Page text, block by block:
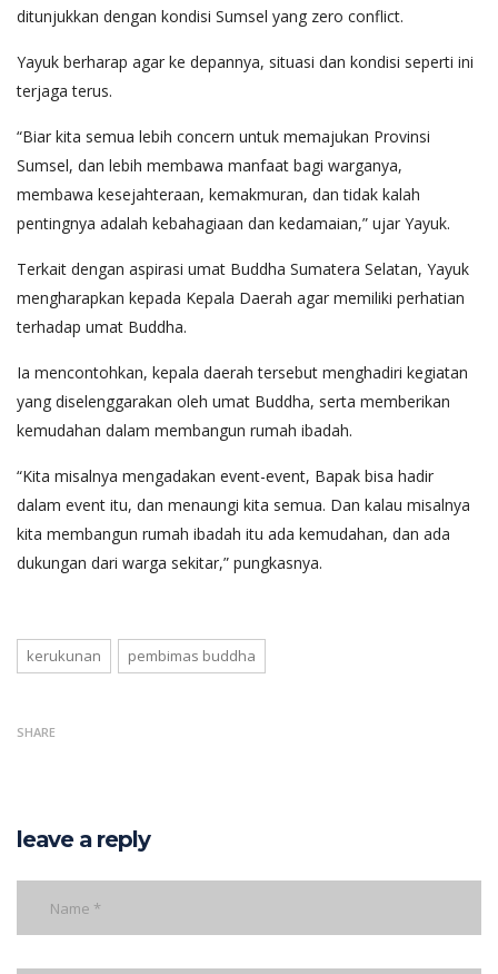
ditunjukkan dengan kondisi Sumsel yang zero conflict.
Yayuk berharap agar ke depannya, situasi dan kondisi seperti ini
terjaga terus.
“Biar kita semua lebih concern untuk memajukan Provinsi
Sumsel, dan lebih membawa manfaat bagi warganya,
membawa kesejahteraan, kemakmuran, dan tidak kalah
pentingnya adalah kebahagiaan dan kedamaian,” ujar Yayuk.
Terkait dengan aspirasi umat Buddha Sumatera Selatan, Yayuk
mengharapkan kepada Kepala Daerah agar memiliki perhatian
terhadap umat Buddha.
Ia mencontohkan, kepala daerah tersebut menghadiri kegiatan
yang diselenggarakan oleh umat Buddha, serta memberikan
kemudahan dalam membangun rumah ibadah.
“Kita misalnya mengadakan event-event, Bapak bisa hadir
dalam event itu, dan menaungi kita semua. Dan kalau misalnya
kita membangun rumah ibadah itu ada kemudahan, dan ada
dukungan dari warga sekitar,” pungkasnya.
kerukunan pembimas buddha
SHARE
leave a reply